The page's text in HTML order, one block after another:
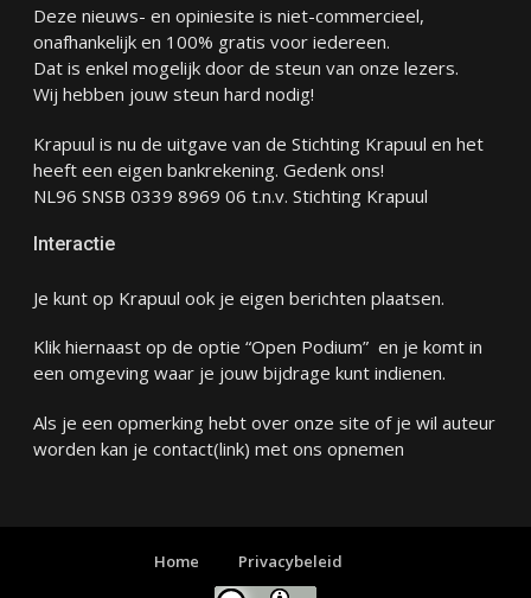
Deze nieuws- en opiniesite is niet-commercieel,
onafhankelijk en 100% gratis voor iedereen.
Dat is enkel mogelijk door de steun van onze lezers.
Wij hebben jouw steun hard nodig!
Krapuul is nu de uitgave van de Stichting Krapuul en het
heeft een eigen bankrekening. Gedenk ons!
NL96 SNSB 0339 8969 06 t.n.v. Stichting Krapuul
Interactie
Je kunt op Krapuul ook je eigen berichten plaatsen.
Klik hiernaast op de optie “Open Podium” en je komt in
een omgeving waar je jouw bijdrage kunt indienen.
Als je een opmerking hebt over onze site of je wil auteur
worden kan je contact(link) met ons opnemen
Home Privacybeleid